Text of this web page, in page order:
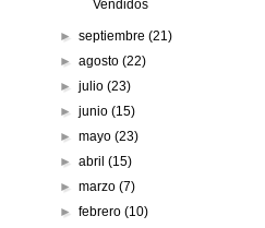
Vendidos
►septiembre(21)
►agosto(22)
►julio(23)
►junio(15)
►mayo(23)
►abril(15)
►marzo(7)
►febrero(10)